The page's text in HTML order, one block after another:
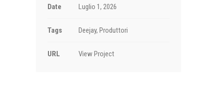
Date Luglio 1, 2026
Tags Deejay, Produttori
URL View Project